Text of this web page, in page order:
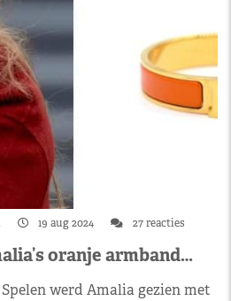
19 aug 2024 27 reacties
oranje armband…
werd Amalia gezien met